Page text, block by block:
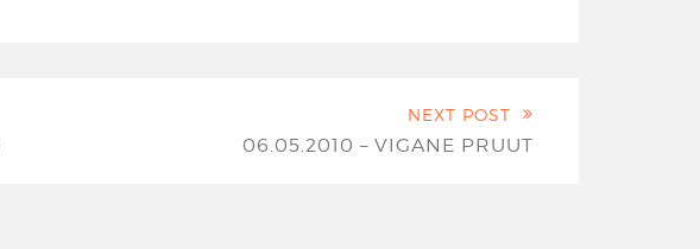
NEXT POST
06.05.2010 – VIGANE PRUUT